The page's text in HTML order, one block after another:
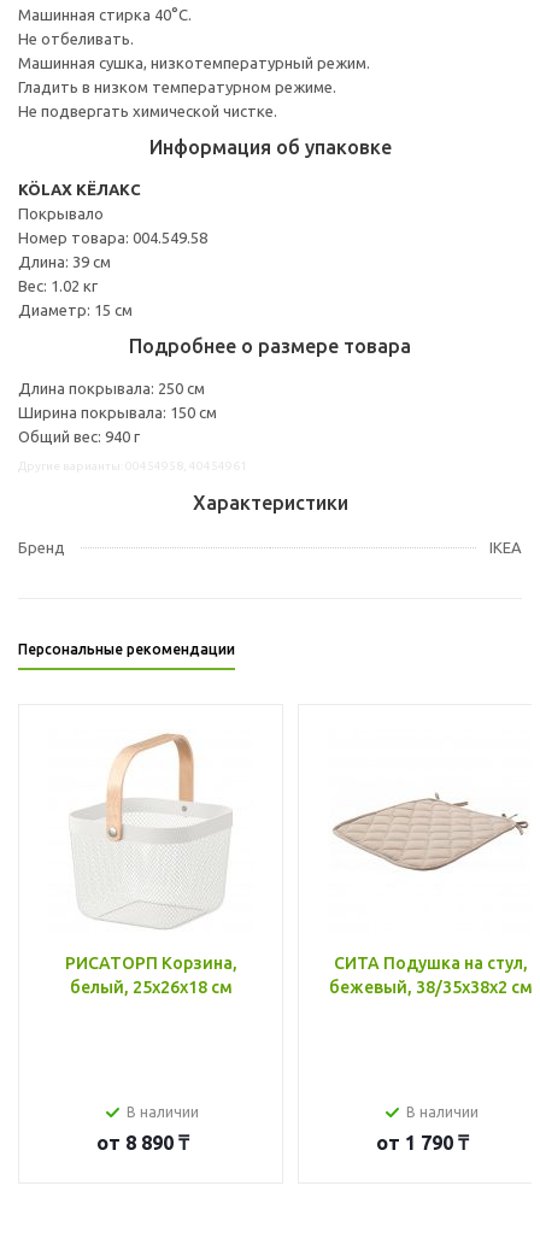
Машинная стирка 40°С.
Не отбеливать.
Машинная сушка, низкотемпературный режим.
Гладить в низком температурном режиме.
Не подвергать химической чистке.
Информация об упаковке
KÖLAX КЁЛАКС
Покрывало
Номер товара: 004.549.58
Длина: 39 см
Вес: 1.02 кг
Диаметр: 15 см
Подробнее о размере товара
Длина покрывала: 250 см
Ширина покрывала: 150 см
Общий вес: 940 г
Характеристики
Бренд IKEA
Персональные рекомендации
РИСАТОРП Корзина,
белый, 25x26x18 см
В наличии
от 8 890 ₸
СИТА Подушка на стул,
бежевый, 38/35x38x2 см
В наличии
от 1 790 ₸